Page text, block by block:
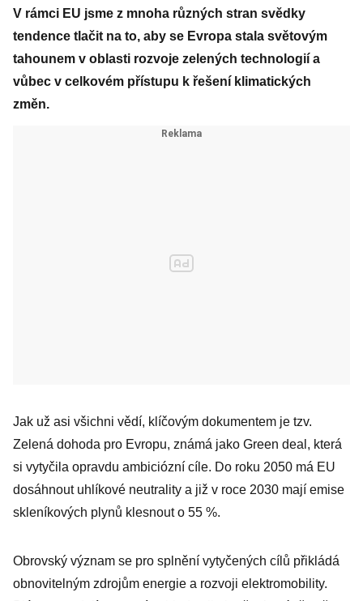
V rámci EU jsme z mnoha různých stran svědky
tendence tlačit na to, aby se Evropa stala světovým
tahounem v oblasti rozvoje zelených technologií a
vůbec v celkovém přístupu k řešení klimatických
změn.
Jak už asi všichni vědí, klíčovým dokumentem je tzv.
Zelená dohoda pro Evropu, známá jako Green deal, která
si vytyčila opravdu ambiciózní cíle. Do roku 2050 má EU
dosáhnout uhlíkové neutrality a již v roce 2030 mají emise
skleníkových plynů klesnout o 55 %.
Obrovský význam se pro splnění vytyčených cílů přikládá
obnovitelným zdrojům energie a rozvoji elektromobility.